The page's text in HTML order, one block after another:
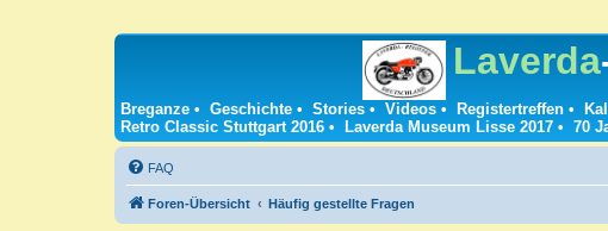
Laverda
Breganze • Geschichte • Stories • Videos • Registertreffen •
Retro Classic Stuttgart 2016 • Laverda Museum Lisse 2017 • 70
FAQ
Foren-Übersicht Häufig gestellte Fragen